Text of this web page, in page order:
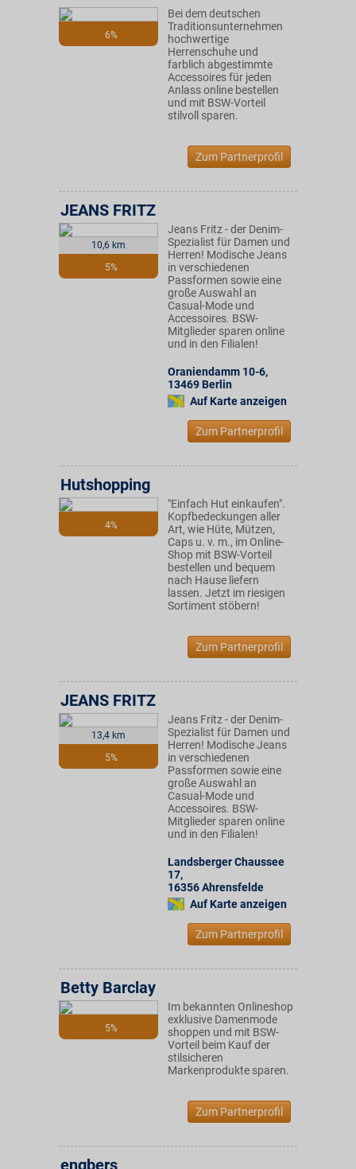
6%
Bei dem deutschen
Traditionsunternehmen
hochwertige
Herrenschuhe und
farblich abgestimmte
Accessoires für jeden
Anlass online bestellen
und mit BSW-Vorteil
stilvoll sparen.
Zum Partnerprofil
10,6 km
5%
JEANS FRITZ
Jeans Fritz - der Denim-
Spezialist für Damen und
Herren! Modische Jeans
in verschiedenen
Passformen sowie eine
große Auswahl an
Casual-Mode und
Accessoires. BSW-
Mitglieder sparen online
und in den Filialen!
Oraniendamm 10-6,
13469 Berlin
Auf Karte anzeigen
Zum Partnerprofil
4%
Hutshopping
"Einfach Hut einkaufen".
Kopfbedeckungen aller
Art, wie Hüte, Mützen,
Caps u. v. m., im Online-
Shop mit BSW-Vorteil
bestellen und bequem
nach Hause liefern
lassen. Jetzt im riesigen
Sortiment stöbern!
Zum Partnerprofil
13,4 km
5%
JEANS FRITZ
Jeans Fritz - der Denim-
Spezialist für Damen und
Herren! Modische Jeans
in verschiedenen
Passformen sowie eine
große Auswahl an
Casual-Mode und
Accessoires. BSW-
Mitglieder sparen online
und in den Filialen!
Landsberger Chaussee
17,
16356Ahrensfelde
Auf Karte anzeigen
Zum Partnerprofil
5%
Betty Barclay
Im bekannten Onlineshop
exklusive Damenmode
shoppen und mit BSW-
Vorteil beim Kauf der
stilsicheren
Markenprodukte sparen.
Zum Partnerprofil
engbers